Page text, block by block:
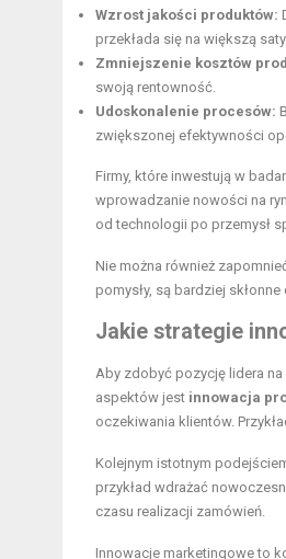
Wzrost jakości produktów:
przekłada się na większą
Zmniejszenie kosztów
swoją rentowność.
Udoskonalenie procesów:
zwiększonej efektywności
Firmy, które inwestują w
wprowadzanie nowości na
od technologii po przemysł
Nie można również
pomysły, są bardziej
Jakie strategie
Aby zdobyć pozycję lidera
aspektów jest innowacja
oczekiwania klientów.
Kolejnym istotnym
przykład wdrażać
czasu realizacji zamówień.
Innowacje marketingowe to